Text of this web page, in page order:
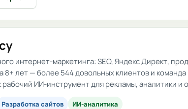
интернет-маркетинга: SEO, Яндекс Директ,
8+ лет — более 544 довольных клиентов и
рабочий ИИ-инструмент для рекламы, аналитики и
Разработка сайтов ИИ-аналитика